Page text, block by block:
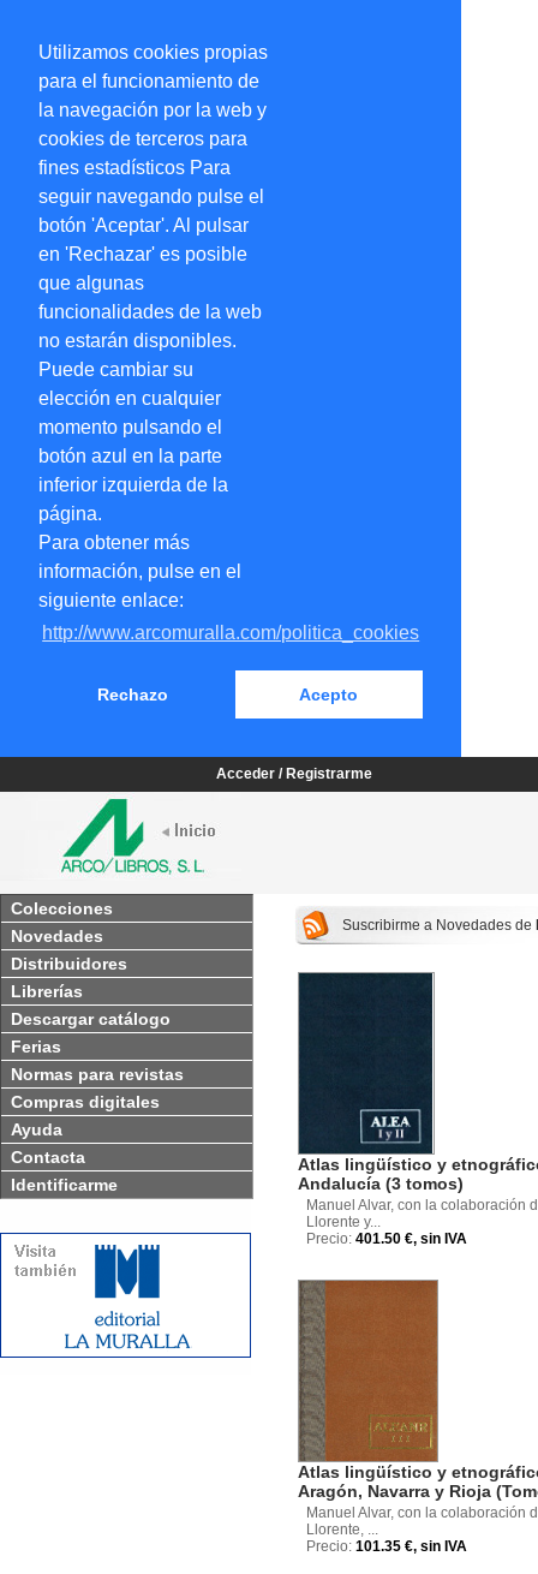
Utilizamos cookies propias
para el funcionamiento de
la navegación por la web y
cookies de terceros para
fines estadísticos Para
seguir navegando pulse el
botón 'Aceptar'. Al pulsar
en 'Rechazar' es posible
que algunas
funcionalidades de la web
no estarán disponibles.
Puede cambiar su
elección en cualquier
momento pulsando el
botón azul en la parte
inferior izquierda de la
página.
Para obtener más
información, pulse en el
siguiente enlace:
http://www.arcomuralla.com/politica_cookies
Rechazo Acepto
Acceder / Registrarme
Colecciones
Novedades
Distribuidores
Librerías
Descargar catálogo
Ferias
Normas para revistas
Compras digitales
Ayuda
Contacta
Identificarme
Suscribirme a Novedades de
Atlas lingüístico y
Andalucía (3 tomos)
Manuel Alvar, con la colaboración
Llorente y...
Precio: 401.50 €, sin IVA
Atlas lingüístico y
Aragón, Navarra y Rioja
Manuel Alvar, con la colaboración
Llorente, ...
Precio: 101.35 €, sin IVA